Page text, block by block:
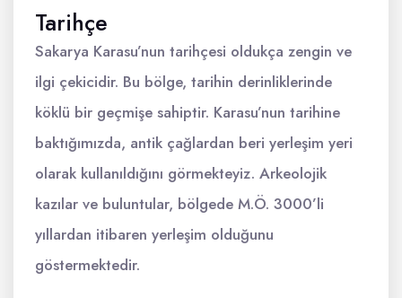
Tarihçe
Sakarya Karasu’nun tarihçesi oldukça zengin ve
ilgi çekicidir. Bu bölge, tarihin derinliklerinde
köklü bir geçmişe sahiptir. Karasu’nun tarihine
baktığımızda, antik çağlardan beri yerleşim yeri
olarak kullanıldığını görmekteyiz. Arkeolojik
kazılar ve buluntular, bölgede M.Ö. 3000’li
yıllardan itibaren yerleşim olduğunu
göstermektedir.